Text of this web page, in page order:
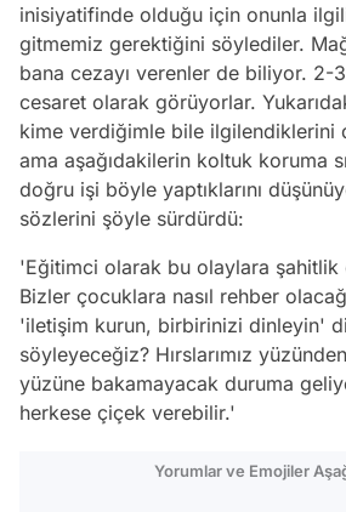
inisiyatifinde olduğu için onunla
gitmemiz gerektiğini söylediler.
bana cezayı verenler de biliyor. 2-
cesaret olarak görüyorlar.
kime verdiğimle bile ilgilendiklerini
ama aşağıdakilerin koltuk koruma
doğru işi böyle yaptıklarını
sözlerini şöyle sürdürdü:
'Eğitimci olarak bu olaylara şahitlik
Bizler çocuklara nasıl rehber
'iletişim kurun, birbirinizi dinleyin'
söyleyeceğiz? Hırslarımız
yüzüne bakamayacak duruma
herkese çiçek verebilir.'
Yorumlar ve Emojiler